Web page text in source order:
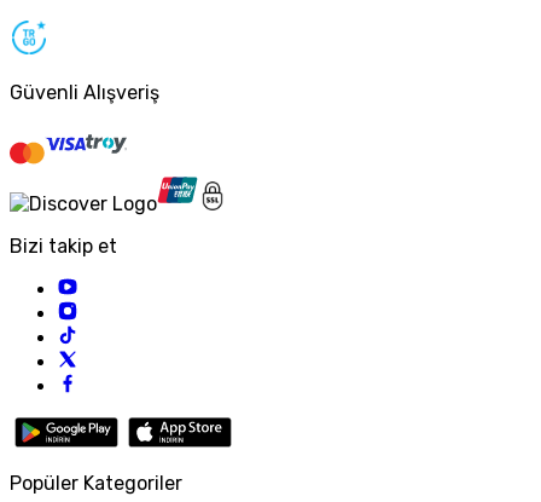
Güvenli Alışveriş
Bizi takip et
Popüler Kategoriler